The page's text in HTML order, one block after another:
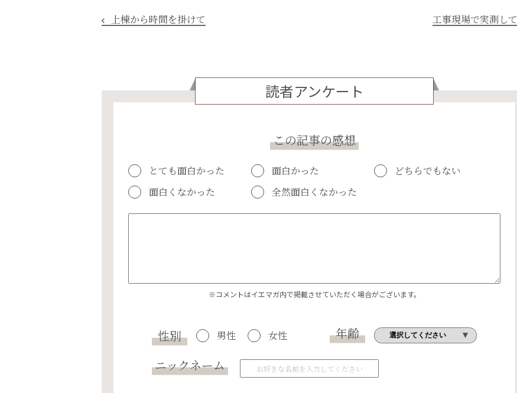
上棟から時間を掛けて 工事現場で実測して
読者アンケート
この記事の感想
とても面白かった 面白かった
どちらでもない
面白くなかった
全然面白くなかった
※コメントはイエマガ内で掲載させていただく場合がございます。
性別 男性 女性
年齢
ニックネーム